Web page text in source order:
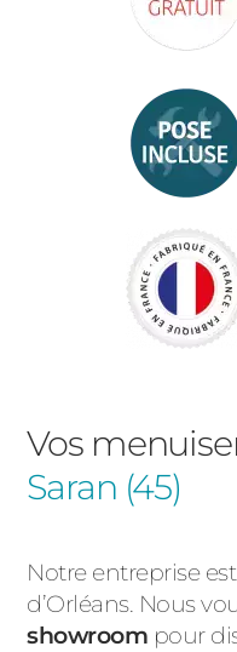
Vos
Saran (45)
Notre entreprise
d’Orléans. Nous
showroom pour